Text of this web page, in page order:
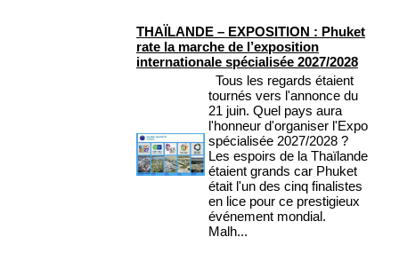
THAÏLANDE – EXPOSITION : Phuket
rate la marche de l’exposition
internationale spécialisée 2027/2028
Tous les regards étaient
tournés vers l'annonce du
21 juin. Quel pays aura
l'honneur d'organiser l'Expo
spécialisée 2027/2028 ?
Les espoirs de la Thaïlande
étaient grands car Phuket
était l'un des cinq finalistes
en lice pour ce prestigieux
événement mondial.
Malh...